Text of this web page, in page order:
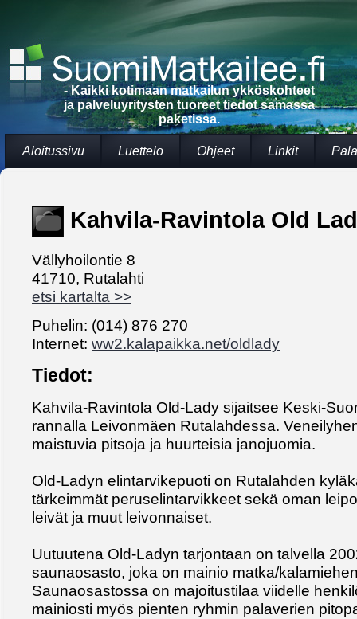
- Kaikki kotimaan matkailun ykköskohteet
ja palveluyritysten tuoreet tiedot samassa
paketissa.
Aloitussivu Luettelo Ohjeet Linkit
Kahvila-Ravintola Old
Vällyhoilontie 8
41710, Rutalahti
etsi kartalta >>
Puhelin: (014) 876 270
Internet: ww2.kalapaikka.net/oldlady
Tiedot:
Kahvila-Ravintola Old-Lady sijaitsee Keski-
rannalla Leivonmäen Rutalahdessa.
maistuvia pitsoja ja huurteisia janojuomia.
Old-Ladyn elintarvikepuoti on Rutalahden
tärkeimmät peruselintarvikkeet sekä oman
leivät ja muut leivonnaiset.
Uutuutena Old-Ladyn tarjontaan on talvella
saunaosasto, joka on mainio matka/
Saunaosastossa on majoitustilaa viidelle
mainiosti myös pienten ryhmin palaverien